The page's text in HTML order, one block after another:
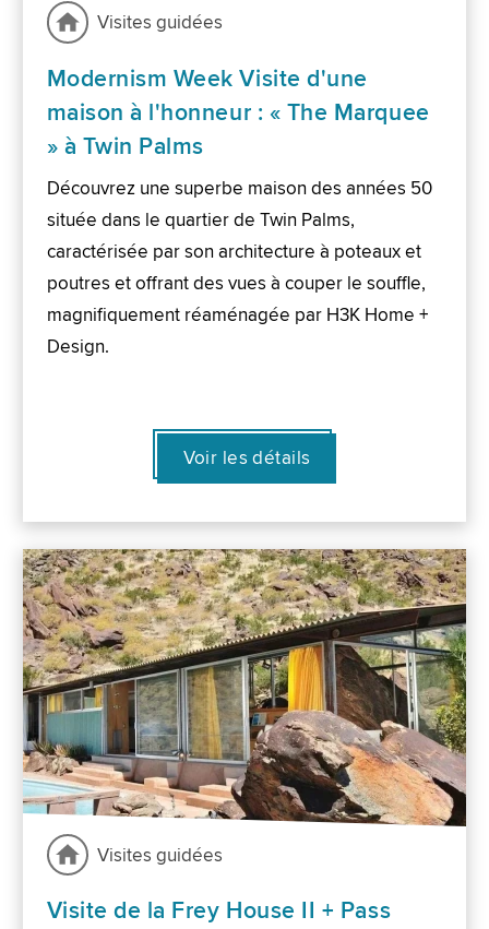
Visites guidées
Modernism Week Visite d'une
maison à l'honneur : « The Marquee
» à Twin Palms
Découvrez une superbe maison des années 50
située dans le quartier de Twin Palms,
caractérisée par son architecture à poteaux et
poutres et offrant des vues à couper le souffle,
magnifiquement réaménagée par H3K Home +
Design.
Voir les détails
Visites guidées
Visite de la Frey House II + Pass